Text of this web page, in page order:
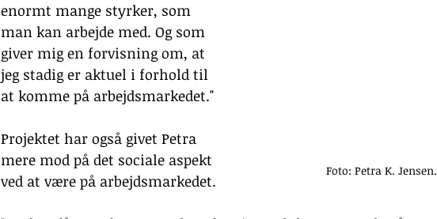
Foto: Petra K. Jensen.
enormt mange styrker, som
man kan arbejde med. Og som
giver mig en forvisning om, at
jeg stadig er aktuel i forhold til
at komme på arbejdsmarkedet."
Projektet har også givet Petra
mere mod på det sociale aspekt
ved at være på arbejdsmarkedet.